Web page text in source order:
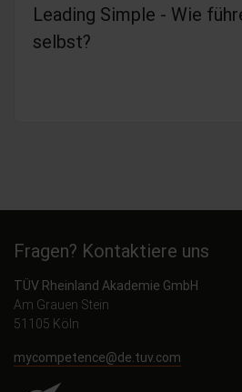
Leading Simple - Wie
selbst?
Fragen? Kontaktiere uns
TÜV Rheinland Akademie GmbH
Am Grauen Stein
51105 Köln
mycompetence@de.tuv.com